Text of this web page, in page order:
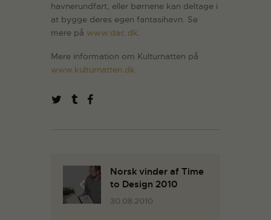
havnerundfart, eller børnene kan deltage i
at bygge deres egen fantasihavn. Se
mere på www.dac.dk.
Mere information om Kulturnatten på
www.kulturnatten.dk.
Norsk vinder af Time
to Design 2010
30.08.2010